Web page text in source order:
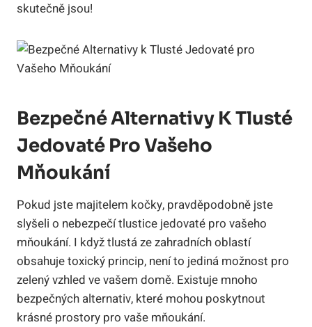
skutečně jsou!
Bezpečné Alternativy K Tlusté
Jedovaté Pro Vašeho
Mňoukání
Pokud jste majitelem kočky, pravděpodobně jste
slyšeli o nebezpečí tlustice jedovaté pro vašeho
mňoukání. I když tlustá ze zahradních oblastí
obsahuje toxický princip, není to jediná možnost pro
zelený vzhled ve vašem domě. Existuje mnoho
bezpečných alternativ, které mohou poskytnout
krásné prostory pro vaše mňoukání.